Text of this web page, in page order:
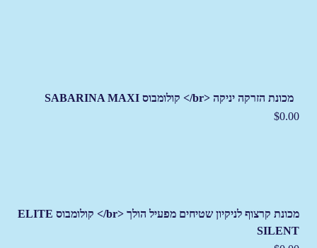
מכונת הזרקה יניקה <br/> קולומבוס SABARINA MAXI
$0.00
מכונת קרצוף לניקיון שטיחים מפעיל הולך <br/> קולומבוס ELITE
SILENT